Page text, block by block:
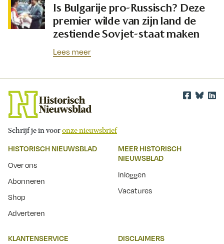
Is Bulgarije pro-Russisch? Deze
premier wilde van zijn land de
zestiende Sovjet-staat maken
Lees meer
Schrijf je in vooronze nieuwsbrief
HISTORISCH NIEUWSBLAD
Over ons
Abonneren
Shop
Adverteren
MEER HISTORISCH
NIEUWSBLAD
Inloggen
Vacatures
KLANTENSERVICE DISCLAIMERS